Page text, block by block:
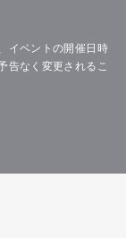
イベントの開催日時
告なく変更されるこ